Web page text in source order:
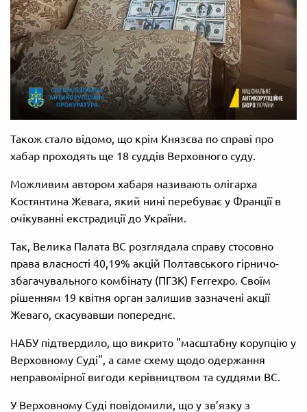
Також стало відомо, що крім Князєва по справі про
хабар проходять ще 18 суддів Верховного суду.
Можливим автором хабаря називають олігарха
Костянтина Жевага, який нині перебуває у Франції в
очікуванні екстрадиції до України.
Так, Велика Палата ВС розглядала справу стосовно
права власності 40,19% акцій Полтавського гірничо-
збагачувального комбінату (ПГЗК) Ferrexpo. Своїм
рішенням 19 квітня орган залишив зазначені акції
Жеваго, скасувавши попереднє.
НАБУ підтвердило, що викрито "масштабну корупцію у
Верховному Суді", а саме схему щодо одержання
неправомірної вигоди керівництвом та суддями ВС.
У Верховному Суді повідомили, що у зв’язку з